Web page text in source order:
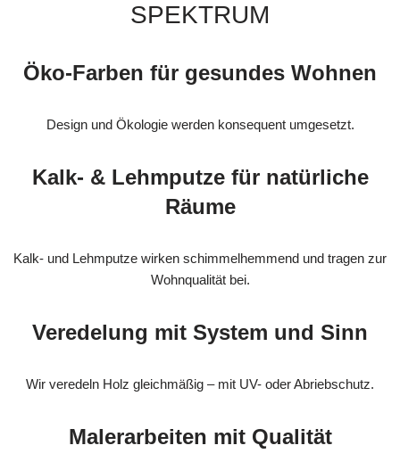
SPEKTRUM
Öko-Farben für gesundes Wohnen
Design und Ökologie werden konsequent umgesetzt.
Kalk- & Lehmputze für natürliche
Räume
Kalk- und Lehmputze wirken schimmelhemmend und tragen zur
Wohnqualität bei.
Veredelung mit System und Sinn
Wir veredeln Holz gleichmäßig – mit UV- oder Abriebschutz.
Malerarbeiten mit Qualität